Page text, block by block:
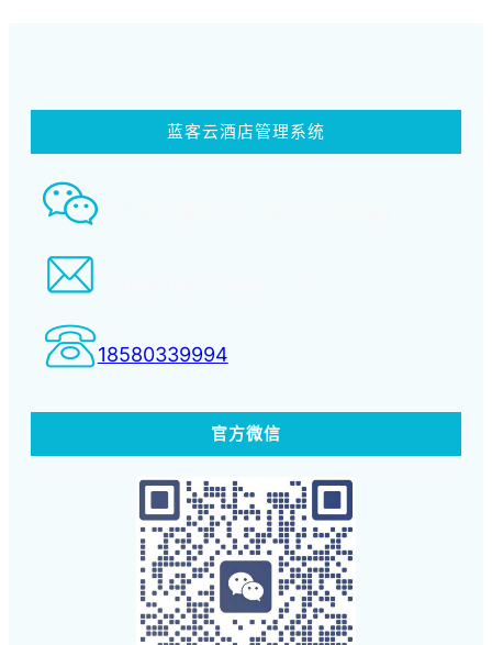
蓝客云酒店管理系统
智慧酒店事业部： 18580339994
18580339994
官方微信